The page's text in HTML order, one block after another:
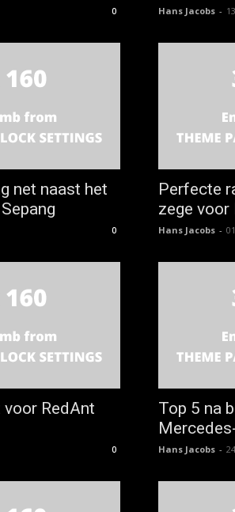
0 Hans Jacobs -
net naast het
0
Perfecte
zege voor
Hans Jacobs -
RedAnt
0
Top 5 na
Hans Jacobs -